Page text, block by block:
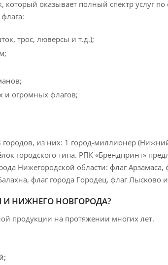
который оказывает полный спектр услуг
трос, люверсы и т.д.);
и огромных флагов;
городов, из них: 1 город-миллионер
городского типа. РПК «Брендпринт»
Нижегородской области: флаг Арзамаса,
флаг города Городец, флаг Лысково
И НИЖНЕГО НОВГОРОДА?
продукции на протяжении многих лет.